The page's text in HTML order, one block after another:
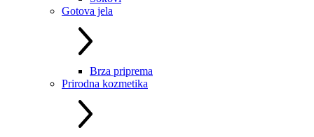
Gotova jela
Brza priprema
Prirodna kozmetika